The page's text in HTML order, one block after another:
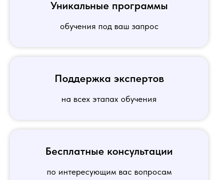
Уникальные программы
обучения под ваш запрос
Поддержка экспертов
на всех этапах обучения
Бесплатные консультации
по интересующим вас вопросам